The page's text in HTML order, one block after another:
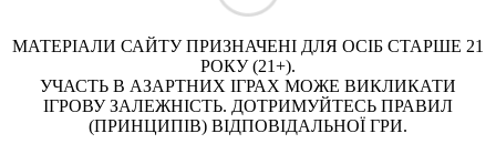
МАТЕРІАЛИ САЙТУ ПРИЗНАЧЕНІ ДЛЯ ОСІБ СТАРШЕ 21
РОКУ (21+).
УЧАСТЬ В АЗАРТНИХ ІГРАХ МОЖЕ ВИКЛИКАТИ
ІГРОВУ ЗАЛЕЖНІСТЬ. ДОТРИМУЙТЕСЬ ПРАВИЛ
(ПРИНЦИПІВ) ВІДПОВІДАЛЬНОЇ ГРИ.